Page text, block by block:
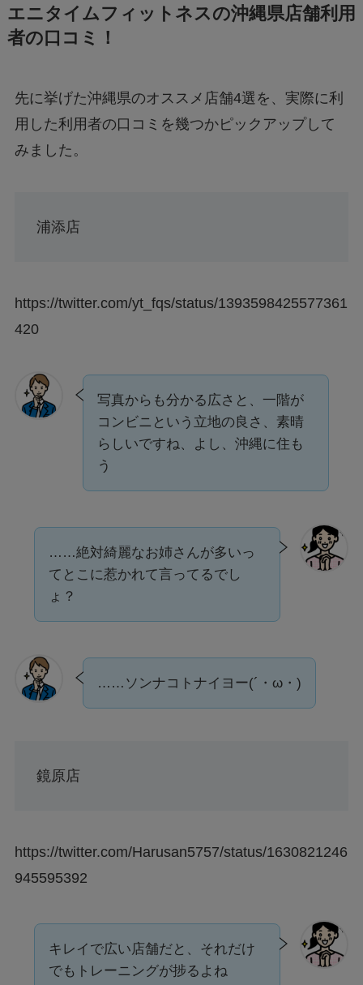
エニタイムフィットネスの沖縄県店舗利用
者の口コミ！
先に挙げた沖縄県のオススメ店舗4選を、実際に利
用した利用者の口コミを幾つかピックアップして
みました。
浦添店
https://twitter.com/yt_fqs/status/1393598425577361
420
写真からも分かる広さと、一階が
コンビニという立地の良さ、素晴
らしいですね、よし、沖縄に住も
う
……絶対綺麗なお姉さんが多いっ
てとこに惹かれて言ってるでし
ょ？
……ソンナコトナイヨー(´・ω・)
鏡原店
https://twitter.com/Harusan5757/status/1630821246
945595392
キレイで広い店舗だと、それだけ
でもトレーニングが捗るよね